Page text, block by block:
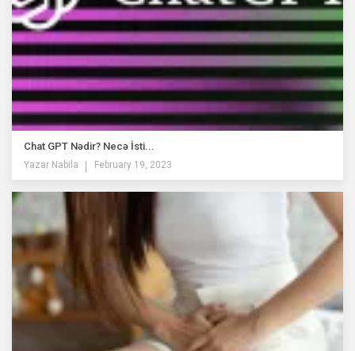
Chat GPT Nədir? Necə İsti...
Yazar Nabila February 19, 2023